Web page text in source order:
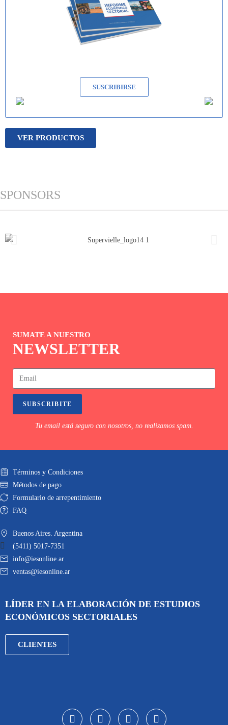
SUSCRIBIRSE
VER PRODUCTOS
SPONSORS
SUMATE A NUESTRO
NEWSLETTER
SUBSCRIBITE
Tu email está seguro con nosotros, no realizamos spam.
Términos y Condiciones
Métodos de pago
Formulario de arrepentimiento
FAQ
Buenos Aires. Argentina
(5411) 5017-7351
info@iesonline.ar
ventas@iesonline.ar
LÍDER EN LA ELABORACIÓN DE ESTUDIOS
ECONÓMICOS SECTORIALES
CLIENTES